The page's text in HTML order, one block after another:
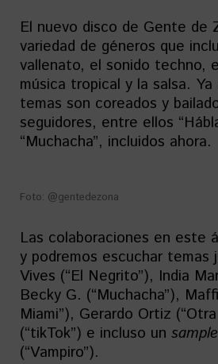
El nuevo disco de Gente de
variedad de géneros que
vallenato, el sonido techno,
música tropical y la salsa.
temas son coreados y
seguidores, entre ellos
“Muchacha”, incluidos ahora.
Foto: @gentedezona
Las colaboraciones en este
y podremos escuchar temas
Vives (“El Negrito”), India
Becky G. (“Muchacha”),
Miami”), Gerardo Ortiz
(“tikTok”) e incluso un sample
(“Vampiro”).